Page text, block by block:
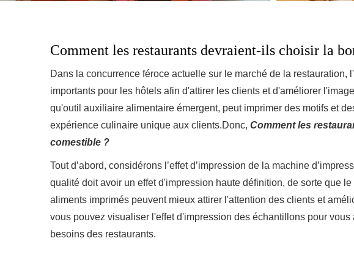
Comment les restaurants devraient-ils choisir la
Dans la concurrence féroce actuelle sur le marché de la
importants pour les hôtels afin d'attirer les clients et d'améliorer
qu'outil auxiliaire alimentaire émergent, peut imprimer des motifs et
expérience culinaire unique aux clients.Donc, Comment les
comestible ?
Tout d’abord, considérons l’effet d’impression de la machine
qualité doit avoir un effet d'impression haute définition, de sorte que
aliments imprimés peuvent mieux attirer l'attention des clients et
vous pouvez visualiser l'effet d'impression des échantillons pour
besoins des restaurants.